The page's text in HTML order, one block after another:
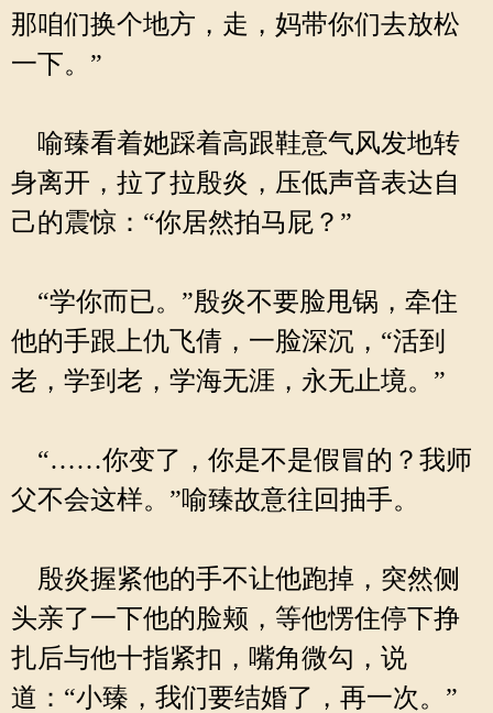
那咱们换个地方，走，妈带你们去放松
一下。”
喻臻看着她踩着高跟鞋意气风发地转
身离开，拉了拉殷炎，压低声音表达自
己的震惊：“你居然拍马屁？”
“学你而已。”殷炎不要脸甩锅，牵住
他的手跟上仇飞倩，一脸深沉，“活到
老，学到老，学海无涯，永无止境。”
“……你变了，你是不是假冒的？我师
父不会这样。”喻臻故意往回抽手。
殷炎握紧他的手不让他跑掉，突然侧
头亲了一下他的脸颊，等他愣住停下挣
扎后与他十指紧扣，嘴角微勾，说
道：“小臻，我们要结婚了，再一次。”